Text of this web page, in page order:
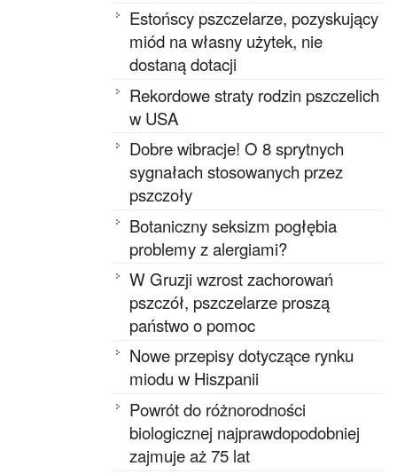
Estońscy pszczelarze, pozyskujący
miód na własny użytek, nie
dostaną dotacji
Rekordowe straty rodzin pszczelich
w USA
Dobre wibracje! O 8 sprytnych
sygnałach stosowanych przez
pszczoły
Botaniczny seksizm pogłębia
problemy z alergiami?
W Gruzji wzrost zachorowań
pszczół, pszczelarze proszą
państwo o pomoc
Nowe przepisy dotyczące rynku
miodu w Hiszpanii
Powrót do różnorodności
biologicznej najprawdopodobniej
zajmuje aż 75 lat